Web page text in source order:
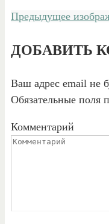
Предыдущее
ДОБАВИТЬ
Ваш адрес email не
Обязательные поля
Комментарий